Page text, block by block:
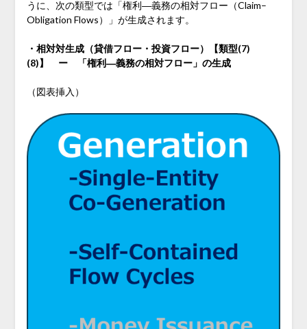
うに、次の類型では「権利―義務の相対フロー（Claim–
Obligation Flows）」が生成されます。
・相対対生成（貸借フロー・投資フロー）【類型(7)
(8)】 ー 「権利―義務の相対フロー」の生成
（図表挿入）